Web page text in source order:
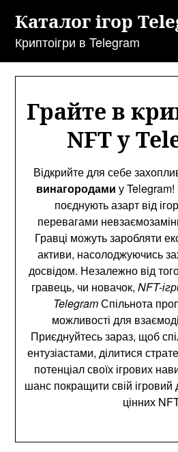
змісту
Каталог ігор
Криптоігри в Telegram
Грайте в
NFT у
Відкрийте для себе
винагородами у Telegram!
поєднують азарт від
перевагами
Гравці можуть заробляти
активи, насолоджуючись
досвідом. Незалежно від
гравець, чи новачок, NFT-
TelegramСпільнота
можливості для
Приєднуйтесь зараз, щоб
ентузіастами, ділитися
потенціал своїх ігрових
шанс покращити свій
цінних